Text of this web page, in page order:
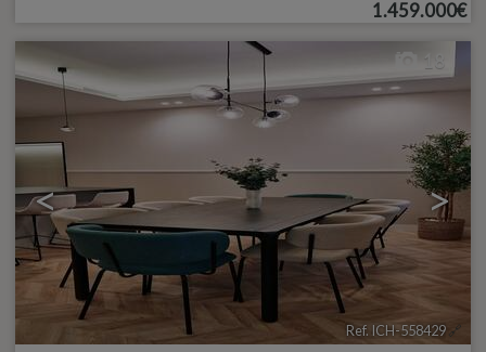
1.459.000€
< >
18
Ref. ICH-558429🔗